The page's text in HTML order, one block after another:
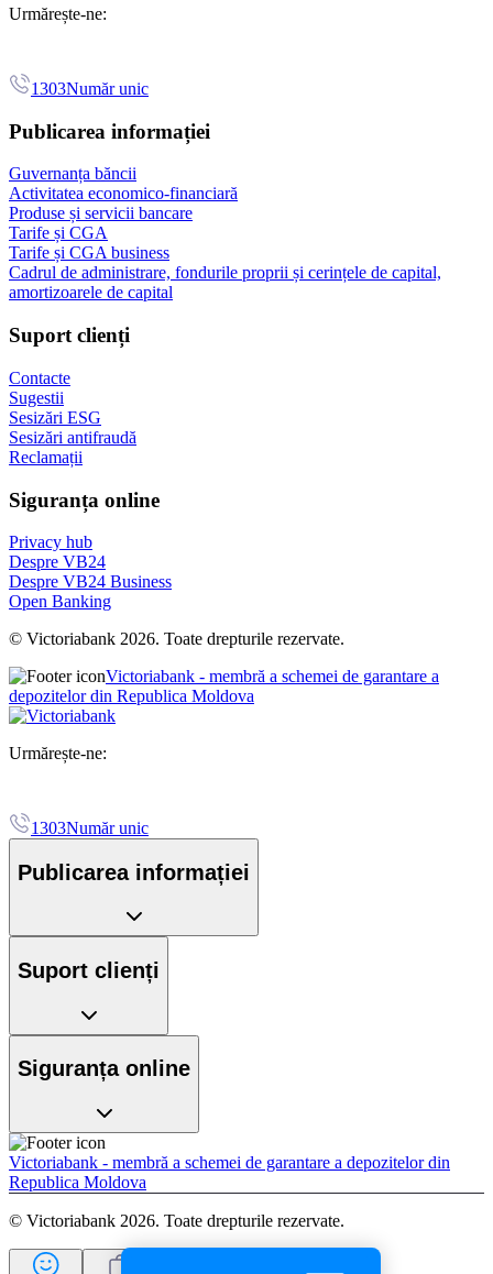
Urmărește-ne:
1303Număr unic
Publicarea informației
Guvernanța băncii
Activitatea economico-financiară
Produse și servicii bancare
Tarife și CGA
Tarife și CGA business
Cadrul de administrare, fondurile proprii și cerințele de capital,
amortizoarele de capital
Suport clienți
Contacte
Sugestii
Sesizări ESG
Sesizări antifraudă
Reclamații
Siguranța online
Privacy hub
Despre VB24
Despre VB24 Business
Open Banking
© Victoriabank 2026. Toate drepturile rezervate.
Victoriabank - membră a schemei de garantare a
depozitelor din Republica Moldova
Urmărește-ne:
1303Număr unic
Publicarea informației
Suport clienți
Siguranța online
Victoriabank - membră a schemei de garantare a depozitelor din
Republica Moldova
© Victoriabank 2026. Toate drepturile rezervate.